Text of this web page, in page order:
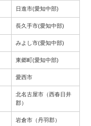
日進市(愛知中部)
長久手市(愛知中部)
みよし市(愛知中部)
東郷町(愛知中部)
愛西市
北名古屋市（西春日井
郡）
岩倉市（丹羽郡）